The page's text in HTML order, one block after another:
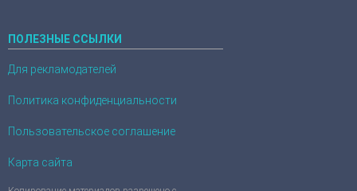
ПОЛЕЗНЫЕ ССЫЛКИ
Для рекламодателей
Политика конфиденциальности
Пользовательское соглашение
Карта сайта